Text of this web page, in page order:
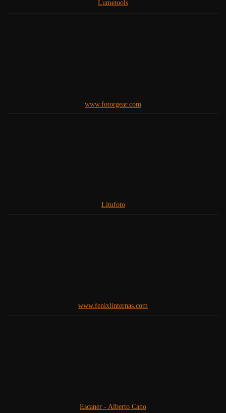
Lumetools
www.fotorgear.com
Litufoto
www.fenixlinternas.com
Escaner - Alberto Cano